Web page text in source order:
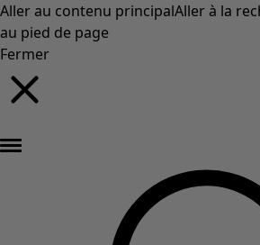
Aller au contenu principalAller à la
au pied de page
Fermer